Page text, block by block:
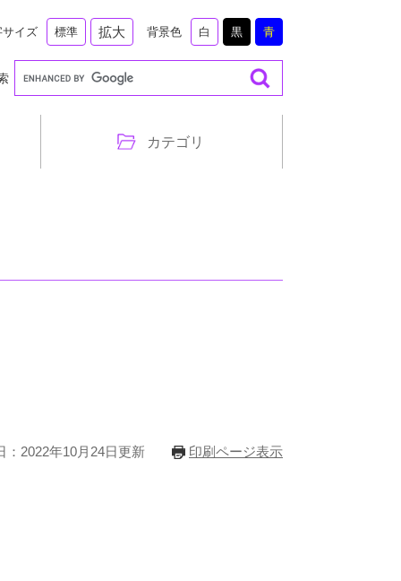
サイズ 標準 拡大 背景色 白 黒 青
カテゴリ
：2022年10月24日更新 印刷ページ表示